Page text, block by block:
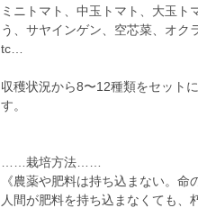
ミニトマト、中玉トマト、大玉ト
う、サヤインゲン、空芯菜、オク
tc…
収穫状況から8〜12種類をセット
す。
……栽培方法……
《農薬や肥料は持ち込まない。命
人間が肥料を持ち込まなくても